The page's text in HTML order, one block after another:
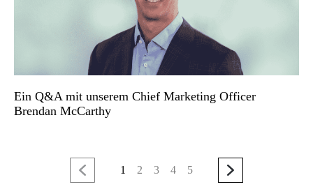
Ein Q&A mit unserem Chief Marketing Officer
Brendan McCarthy
1 2 3 4 5